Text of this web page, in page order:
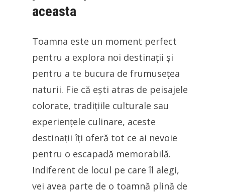
aceasta
Toamna este un moment perfect
pentru a explora noi destinații și
pentru a te bucura de frumusețea
naturii. Fie că ești atras de peisajele
colorate, tradițiile culturale sau
experiențele culinare, aceste
destinații îți oferă tot ce ai nevoie
pentru o escapadă memorabilă.
Indiferent de locul pe care îl alegi,
vei avea parte de o toamnă plină de